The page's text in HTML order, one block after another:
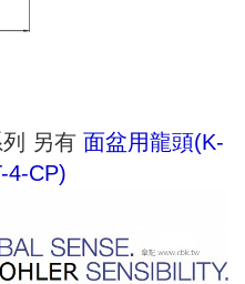
另有 面盆用龍頭(K-
4-CP)